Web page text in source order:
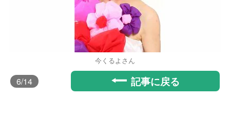
今くるよさん
6/14 記事に戻る